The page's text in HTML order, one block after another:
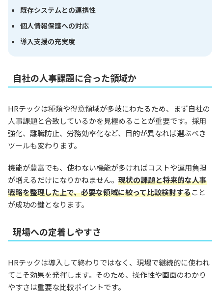
既存システムとの連携性
個人情報保護への対応
導入支援の充実度
自社の人事課題に合った領域か
HRテックは種類や得意領域が多岐にわたるため、まず自社の
人事課題と合致しているかを見極めることが重要です。採用
強化、離職防止、労務効率化など、目的が異なれば選ぶべき
ツールも変わります。
機能が豊富でも、使わない機能が多ければコストや運用負担
が増えるだけになりかねません。 現状の課題と将来的な人事
戦略を整理した上で、必要な領域に絞って比較検討すること
が成功の鍵となります。
現場への定着しやすさ
HRテックは導入して終わりではなく、現場で継続的に使われ
てこそ効果を発揮します。そのため、操作性や画面のわかり
やすさは重要な比較ポイントです。